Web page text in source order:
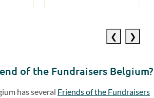
of the Fundraisers Belgium?
has several Friends of the Fundraisers